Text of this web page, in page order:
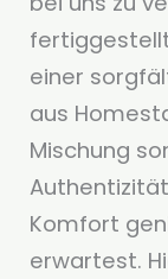
einer
aus
Mischung
Komfort
erwartest.